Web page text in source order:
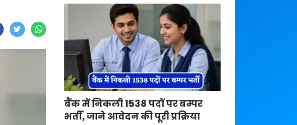
बैंक में निकली 1538 पदों पर बम्पर
भर्ती, जाने आवेदन की पूरी प्रक्रिया